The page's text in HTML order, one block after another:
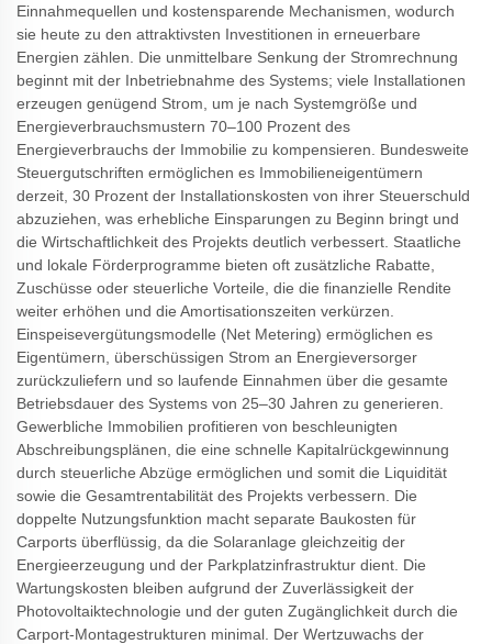
Einnahmequellen und kostensparende Mechanismen, wodurch
sie heute zu den attraktivsten Investitionen in erneuerbare
Energien zählen. Die unmittelbare Senkung der Stromrechnung
beginnt mit der Inbetriebnahme des Systems; viele Installationen
erzeugen genügend Strom, um je nach Systemgröße und
Energieverbrauchsmustern 70–100 Prozent des
Energieverbrauchs der Immobilie zu kompensieren. Bundesweite
Steuergutschriften ermöglichen es Immobilieneigentümern
derzeit, 30 Prozent der Installationskosten von ihrer Steuerschuld
abzuziehen, was erhebliche Einsparungen zu Beginn bringt und
die Wirtschaftlichkeit des Projekts deutlich verbessert. Staatliche
und lokale Förderprogramme bieten oft zusätzliche Rabatte,
Zuschüsse oder steuerliche Vorteile, die die finanzielle Rendite
weiter erhöhen und die Amortisationszeiten verkürzen.
Einspeisevergütungsmodelle (Net Metering) ermöglichen es
Eigentümern, überschüssigen Strom an Energieversorger
zurückzuliefern und so laufende Einnahmen über die gesamte
Betriebsdauer des Systems von 25–30 Jahren zu generieren.
Gewerbliche Immobilien profitieren von beschleunigten
Abschreibungsplänen, die eine schnelle Kapitalrückgewinnung
durch steuerliche Abzüge ermöglichen und somit die Liquidität
sowie die Gesamtrentabilität des Projekts verbessern. Die
doppelte Nutzungsfunktion macht separate Baukosten für
Carports überflüssig, da die Solaranlage gleichzeitig der
Energieerzeugung und der Parkplatzinfrastruktur dient. Die
Wartungskosten bleiben aufgrund der Zuverlässigkeit der
Photovoltaiktechnologie und der guten Zugänglichkeit durch die
Carport-Montagestrukturen minimal. Der Wertzuwachs der